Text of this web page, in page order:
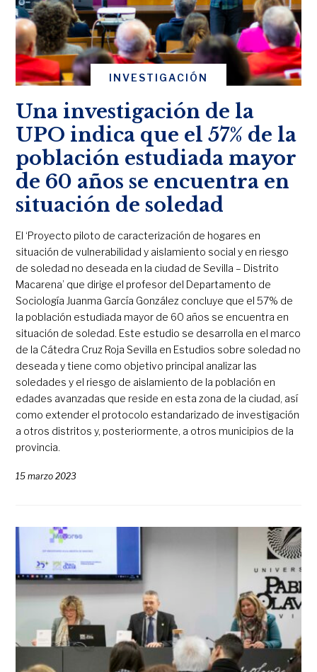
INVESTIGACIÓN
Una investigación de la
UPO indica que el 57% de la
población estudiada mayor
de 60 años se encuentra en
situación de soledad
El ‘Proyecto piloto de caracterización de hogares en
situación de vulnerabilidad y aislamiento social y en riesgo
de soledad no deseada en la ciudad de Sevilla – Distrito
Macarena’ que dirige el profesor del Departamento de
Sociología Juanma García González concluye que el 57% de
la población estudiada mayor de 60 años se encuentra en
situación de soledad. Este estudio se desarrolla en el marco
de la Cátedra Cruz Roja Sevilla en Estudios sobre soledad no
deseada y tiene como objetivo principal analizar las
soledades y el riesgo de aislamiento de la población en
edades avanzadas que reside en esta zona de la ciudad, así
como extender el protocolo estandarizado de investigación
a otros distritos y, posteriormente, a otros municipios de la
provincia.
15 marzo 2023